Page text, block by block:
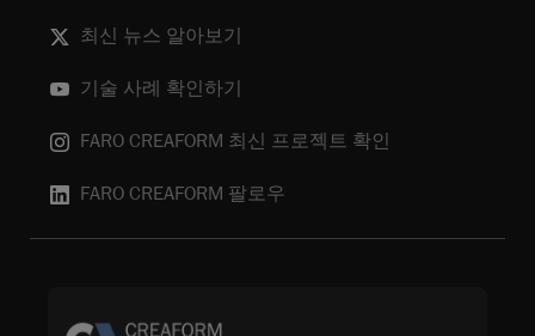
최신 뉴스 알아보기
기술 사례 확인하기
FARO CREAFORM 최신 프로젝트 확인
FARO CREAFORM 팔로우